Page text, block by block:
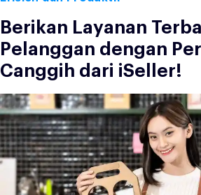
Berikan Layanan
Pelanggan dengan
Canggih dari iSeller!